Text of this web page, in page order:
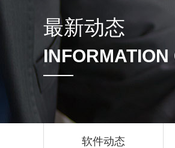
最新动态
INFORMATION
软件动态